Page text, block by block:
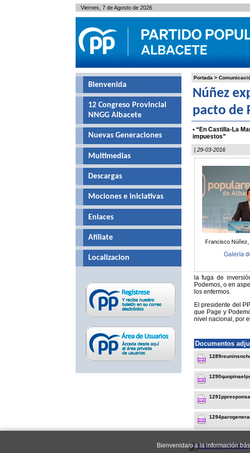
Bienvenida/o a la información
Portada >
Núñez
pacto de
• “En Castilla-La
impuestos”
| 29-03-2016
Francisco Núñez,
Galería
la fuga de
Podemos, o en
los enfermos.
El presidente del
que Page y
nivel nacional, por
Documentos
Bienvenida
12 Congreso Provincial
NNGG Albacete
Nuevas Generaciones
Multimedias
Descargas
Mociones e iniciativas
Enlaces
Afíliate
Localizacion
Viernes, 7 de Agosto de 2026